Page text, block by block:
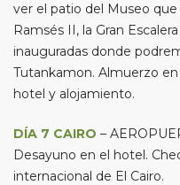
ver el patio del Museo
Ramsés II, la Gran
inauguradas donde
Tutankamon. Almuerzo
hotel y alojamiento.
DÍA 7 CAIRO –
Desayuno en el hotel.
internacional de El Cairo.